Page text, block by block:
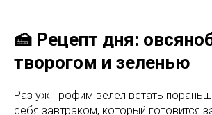
🍰 Рецепт дня:
творогом и зеленью
Раз уж Трофим велел встать
себя завтраком, который готовится